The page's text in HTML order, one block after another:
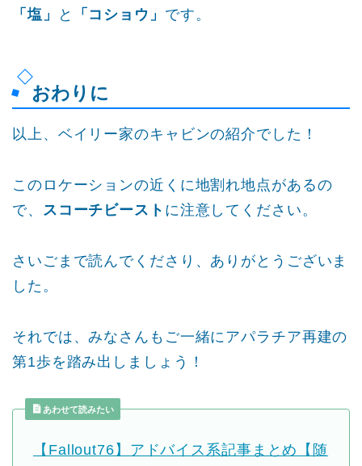
「塩」 と 「コショウ」 です。
おわりに
以上、ベイリー家のキャビンの紹介でした！
このロケーションの近くに地割れ地点があるの
で、 スコーチビースト に注意してください。
さいごまで読んでくださり、ありがとうございま
した。
それでは、みなさんもご一緒にアパラチア再建の
第1歩を踏み出しましょう！
あわせて読みたい
【Fallout76】アドバイス系記事まとめ【随